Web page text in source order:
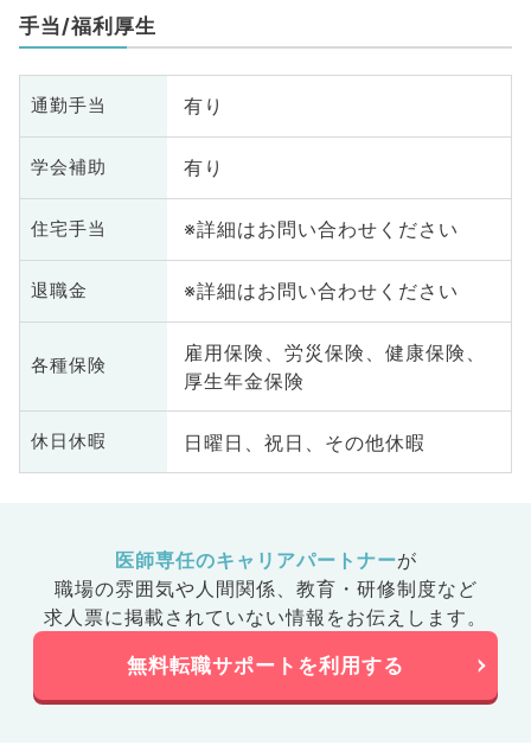
手当/福利厚生
通勤手当 有り
学会補助 有り
住宅手当 ※詳細はお問い合わせください
退職金 ※詳細はお問い合わせください
各種保険
雇用保険、労災保険、健康保険、
厚生年金保険
休日休暇 日曜日、祝日、その他休暇
医師専任のキャリアパートナーが
職場の雰囲気や人間関係、 教育・研修制度など
求人票に掲載されていない情報をお伝えします。
無料転職サポートを利用する